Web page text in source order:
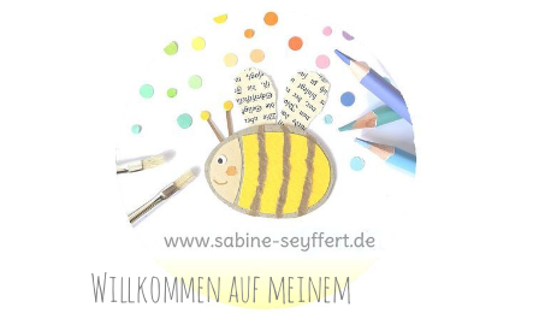
Willkommen auf meinem